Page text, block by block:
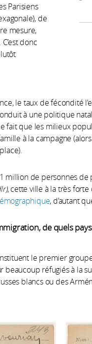
Parisiens
de
mesure,
donc
le taux de fécondité
à une politique
fait que les milieux
à la campagne
de personnes de
, cette ville à la très
, d’autant
de quels
le premier
beaucoup réfugiés à la
blancs ou des